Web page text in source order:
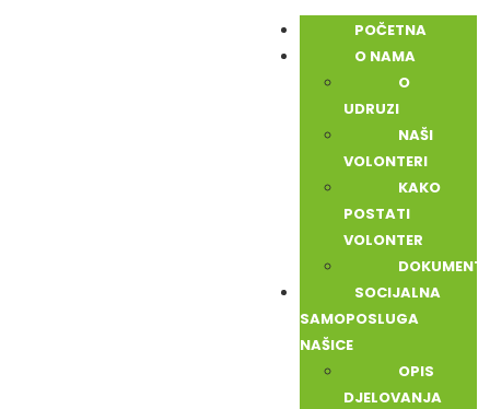
POČETNA
O NAMA
O
UDRUZI
NAŠI
VOLONTERI
KAKO
POSTATI
VOLONTER
DOKUMENTI
SOCIJALNA
SAMOPOSLUGA
NAŠICE
OPIS
DJELOVANJA